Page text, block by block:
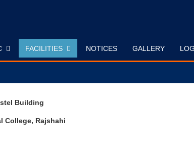
FACILITIES NOTICES GALLERY
Building
College, Rajshahi